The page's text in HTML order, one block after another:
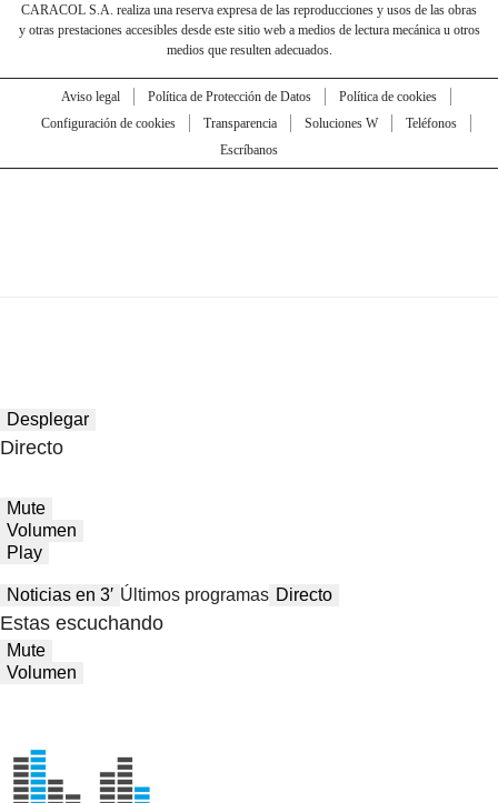
CARACOL S.A. realiza una reserva expresa de las reproducciones y usos de las obras
y otras prestaciones accesibles desde este sitio web a medios de lectura mecánica u otros
medios que resulten adecuados.
Aviso legal Política de Protección de Datos
Política de cookies
Configuración de cookies
Transparencia Soluciones W
Teléfonos
Escríbanos
Desplegar
Directo
Mute
Volumen
Play
Noticias en 3′ Últimos programas Directo
Estas escuchando
Mute
Volumen